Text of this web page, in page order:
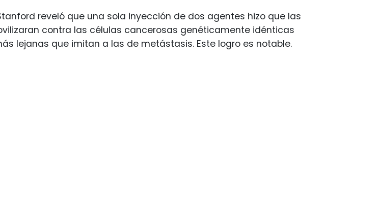
reveló que una sola inyección de dos agentes hizo que las
contra las células cancerosas genéticamente idénticas
lejanas que imitan a las de metástasis. Este logro es notable.